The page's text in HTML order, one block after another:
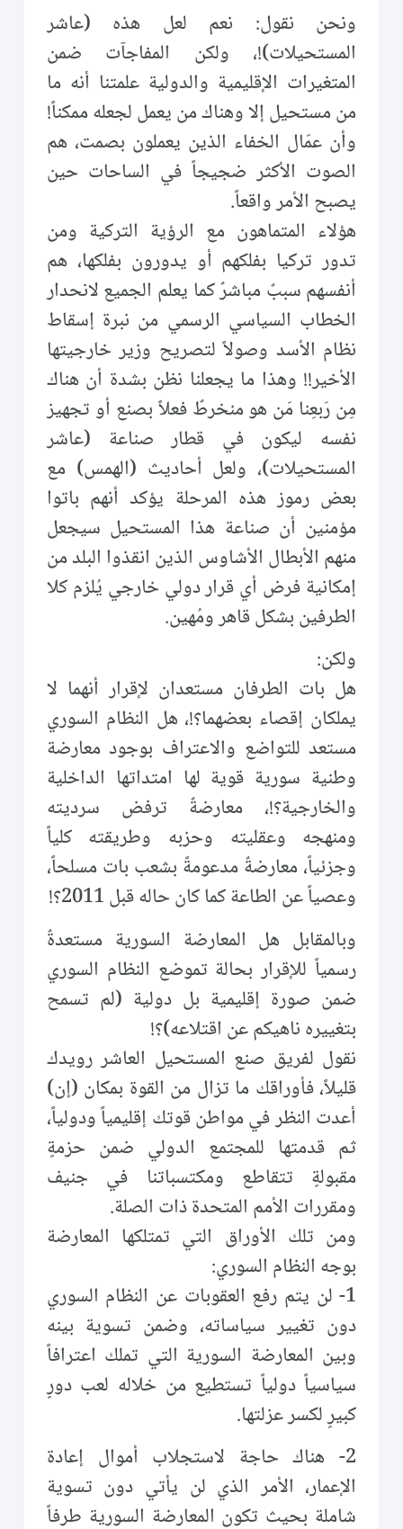
ونحن نقول: نعم لعل هذه (عاشر
المستحيلات)!، ولكن المفاجآت ضمن
المتغيرات الإقليمية والدولية علمتنا أنه ما
من مستحيل إلا وهناك من يعمل لجعله ممكناً!
وأن عمّال الخفاء الذين يعملون بصمت، هم
الصوت الأكثر ضجيجاً في الساحات حين
يصبح الأمر واقعاً.
هؤلاء المتماهون مع الرؤية التركية ومن
تدور تركيا بفلكهم أو يدورون بفلكها، هم
أنفسهم سببٌ مباشرٌ كما يعلم الجميع لانحدار
الخطاب السياسي الرسمي من نبرة إسقاط
نظام الأسد وصولاً لتصريح وزير خارجيتها
الأخير!! وهذا ما يجعلنا نظن بشدة أن هناك
مِن رَبعِنا مَن هو منخرطٌ فعلاً بصنع أو تجهيز
نفسه ليكون في قطار صناعة (عاشر
المستحيلات)، ولعل أحاديث (الهمس) مع
بعض رموز هذه المرحلة يؤكد أنهم باتوا
مؤمنين أن صناعة هذا المستحيل سيجعل
منهم الأبطال الأشاوس الذين انقذوا البلد من
إمكانية فرض أي قرار دولي خارجي يُلزم كلا
الطرفين بشكل قاهر ومُهين.
ولكن:
هل بات الطرفان مستعدان لإقرار أنهما لا
يملكان إقصاء بعضهما؟!، هل النظام السوري
مستعد للتواضع والاعتراف بوجود معارضة
وطنية سورية قوية لها امتداتها الداخلية
والخارجية؟!، معارضةٌ ترفض سرديته
ومنهجه وعقليته وحزبه وطريقته كلياً
وجزئياً، معارضةٌ مدعومةً بشعب بات مسلحاً،
وعصياً عن الطاعة كما كان حاله قبل 2011؟!
وبالمقابل هل المعارضة السورية مستعدةٌ
رسمياً للإقرار بحالة تموضع النظام السوري
ضمن صورة إقليمية بل دولية (لم تسمح
بتغييره ناهيكم عن اقتلاعه)؟!
نقول لفريق صنع المستحيل العاشر رويدك
قليلاً، فأوراقك ما تزال من القوة بمكان (إن)
أعدت النظر في مواطن قوتك إقليمياً ودولياً،
ثم قدمتها للمجتمع الدولي ضمن حزمةٍ
مقبولةٍ تتقاطع ومكتسباتنا في جنيف
ومقررات الأمم المتحدة ذات الصلة.
ومن تلك الأوراق التي تمتلكها المعارضة
بوجه النظام السوري:
1- لن يتم رفع العقوبات عن النظام السوري
دون تغيير سياساته، وضمن تسوية بينه
وبين المعارضة السورية التي تملك اعترافاً
سياسياً دولياً تستطيع من خلاله لعب دورٍ
كبيرٍ لكسر عزلتها.
2- هناك حاجة لاستجلاب أموال إعادة
الإعمار، الأمر الذي لن يأتي دون تسوية
شاملة بحيث تكون المعارضة السورية طرفاً